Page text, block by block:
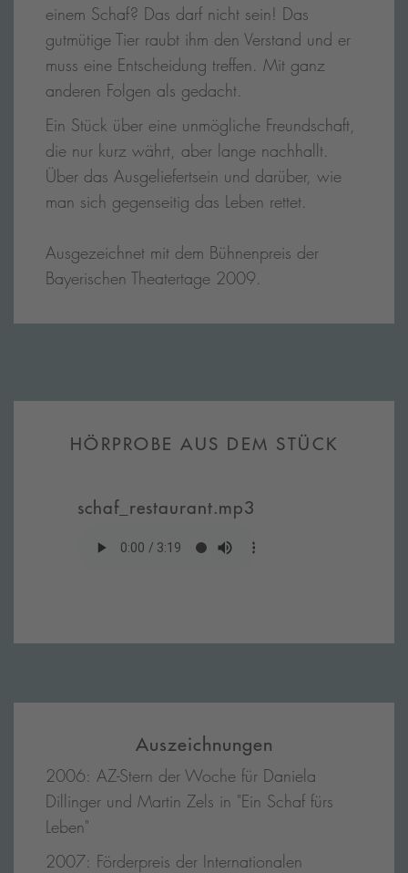
einem Schaf? Das darf nicht sein! Das
gutmütige Tier raubt ihm den Verstand und er
muss eine Entscheidung treffen. Mit ganz
anderen Folgen als gedacht.
Ein Stück über eine unmögliche Freundschaft,
die nur kurz währt, aber lange nachhallt.
Über das Ausgeliefertsein und darüber, wie
man sich gegenseitig das Leben rettet.
Ausgezeichnet mit dem Bühnenpreis der
Bayerischen Theatertage 2009.
HÖRPROBE AUS DEM STÜCK
schaf_restaurant.mp3
Auszeichnungen
2006: AZ-Stern der Woche für Daniela
Dillinger und Martin Zels in "Ein Schaf fürs
Leben"
2007: Förderpreis der Internationalen